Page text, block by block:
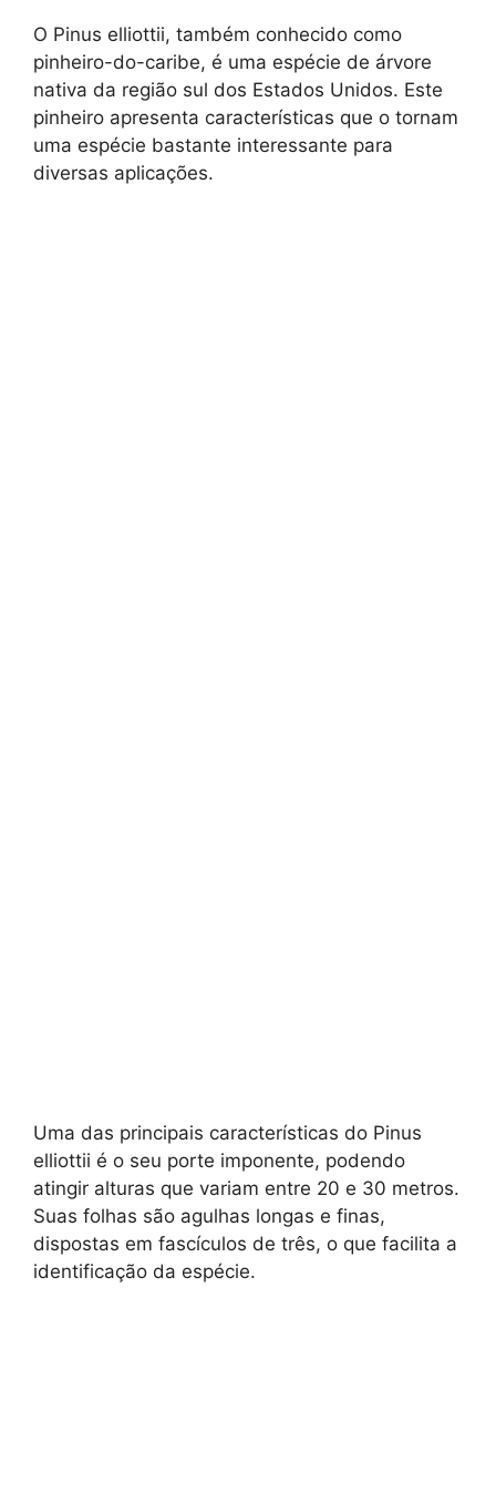
O Pinus elliottii, também conhecido como
pinheiro-do-caribe, é uma espécie de árvore
nativa da região sul dos Estados Unidos. Este
pinheiro apresenta características que o tornam
uma espécie bastante interessante para
diversas aplicações.
Uma das principais características do Pinus
elliottii é o seu porte imponente, podendo
atingir alturas que variam entre 20 e 30 metros.
Suas folhas são agulhas longas e finas,
dispostas em fascículos de três, o que facilita a
identificação da espécie.